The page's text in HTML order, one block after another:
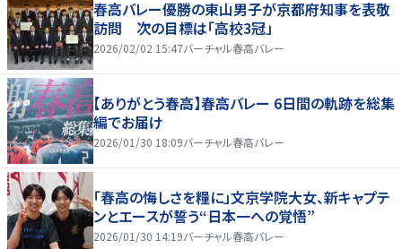
春高バレー優勝の東山男子が京都府知事を表敬
訪問 次の目標は「高校3冠」
2026/02/02 15:47バーチャル春高バレー
【ありがとう春高】春高バレー 6日間の軌跡を総集
編でお届け
2026/01/30 18:09バーチャル春高バレー
「春高の悔しさを糧に」文京学院大女、新キャプテ
ンとエースが誓う“日本一への覚悟”
2026/01/30 14:19バーチャル春高バレー